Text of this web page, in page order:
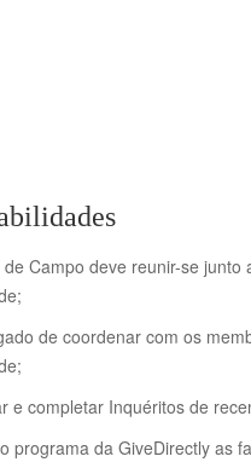
de Campo deve reunir-se
de coordenar com os
e completar Inquéritos de
programa da GiveDirectly as